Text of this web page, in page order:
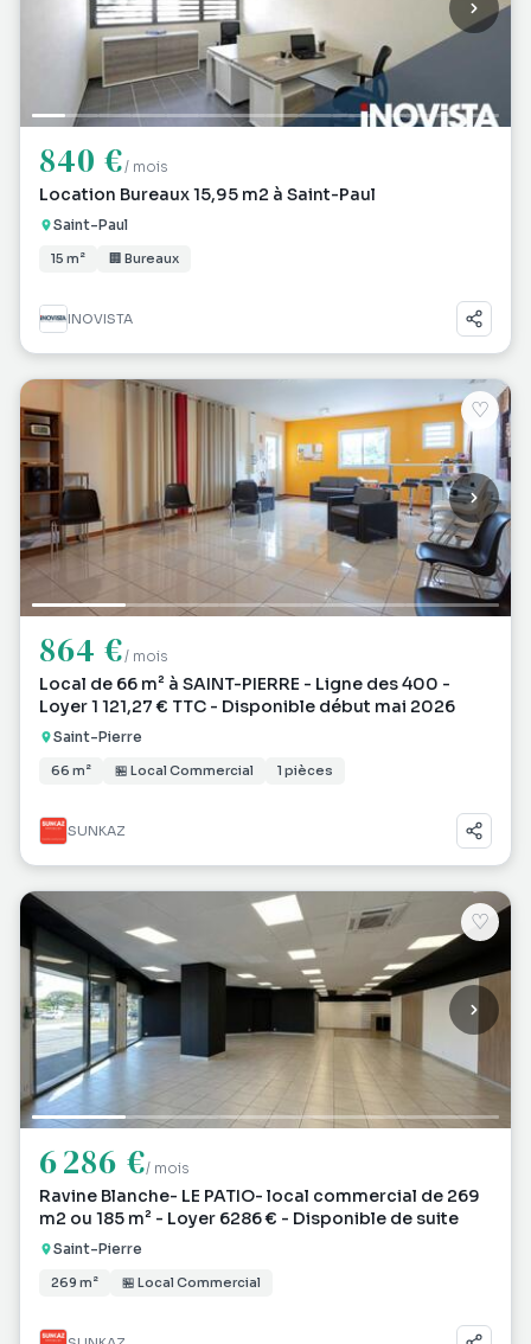
840 €/ mois
Location Bureaux 15,95 m2 à Saint-Paul
Saint-Paul
15 m² 🏢 Bureaux
INOVISTA
♡
864 €/ mois
Local de 66 m² à SAINT-PIERRE - Ligne des 400 -
Loyer 1 121,27 € TTC - Disponible début mai 2026
Saint-Pierre
66 m² 🏪 Local Commercial 1 pièces
SUNKAZ
♡
6 286 €/ mois
Ravine Blanche- LE PATIO- local commercial de 269
m2 ou 185 m² - Loyer 6286 € - Disponible de suite
Saint-Pierre
269 m² 🏪 Local Commercial